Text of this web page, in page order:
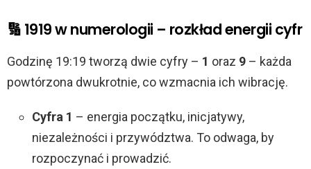
🔢 1919 w numerologii – rozkład energii cyfr
Godzinę 19:19 tworzą dwie cyfry – 1 oraz 9 – każda
powtórzona dwukrotnie, co wzmacnia ich wibrację.
Cyfra 1 – energia początku, inicjatywy,
niezależności i przywództwa. To odwaga, by
rozpoczynać i prowadzić.